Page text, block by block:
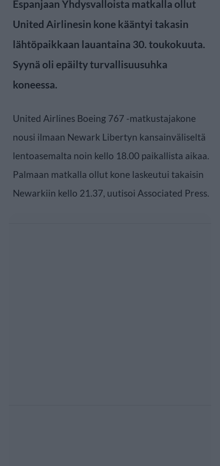
Espanjaan Yhdysvalloista matkalla ollut
United Airlinesin kone kääntyi takasin
lähtöpaikkaan lauantaina 30. toukokuuta.
Syynä oli epäilty turvallisuusuhka
koneessa.
United Airlines Boeing 767 -matkustajakone
nousi ilmaan Newark Libertyn kansainväliseltä
lentoasemalta noin kello 18.00 paikallista aikaa.
Palmaan matkalla ollut kone laskeutui takaisin
Newarkiin kello 21.37, uutisoi Associated Press.